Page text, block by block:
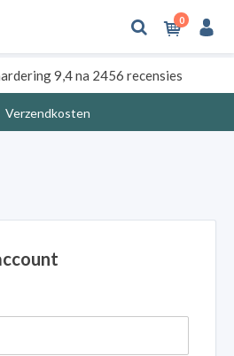
0
9,4 na 2456 recensies
Verzendkosten